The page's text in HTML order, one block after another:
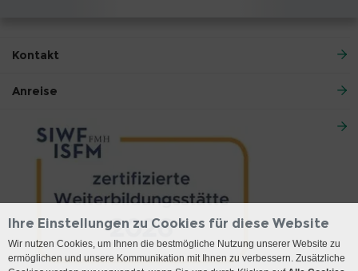
Kontakt
Anreise
Ihre Einstellungen zu Cookies für diese Website
Wir nutzen Cookies, um Ihnen die bestmögliche Nutzung unserer Website zu
ermöglichen und unsere Kommunikation mit Ihnen zu verbessern. Zusätzliche